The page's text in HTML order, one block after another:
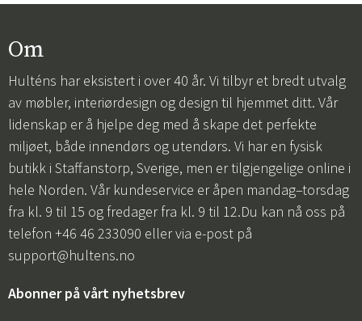
Om
Hulténs har eksistert i over 40 år. Vi tilbyr et bredt utvalg
av møbler, interiørdesign og design til hjemmet ditt. Vår
lidenskap er å hjelpe deg med å skape det perfekte
miljøet, både innendørs og utendørs. Vi har en fysisk
butikk i Staffanstorp, Sverige, men er tilgjengelige online i
hele Norden. Vår kundeservice er åpen mandag–torsdag
fra kl. 9 til 15 og fredager fra kl. 9 til 12.Du kan nå oss på
telefon +46 46 233090 eller via e-post på
support@hultens.no
Abonner på vårt nyhetsbrev